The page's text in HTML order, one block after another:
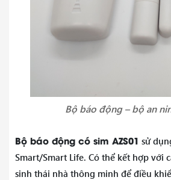
Bộ báo động – bộ an
Bộ báo động có sim AZS01 sử
Smart/Smart Life. Có thể kết hợp với
sinh thái nhà thông minh để điều